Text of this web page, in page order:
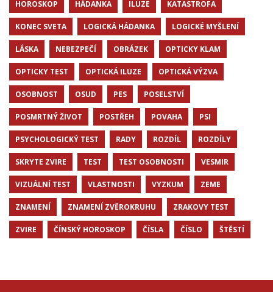
HOROSKOP HÁDANKA ILUZE KATASTROFA
KONEC SVETA LOGICKÁ HÁDANKA LOGICKÉ MYŠLENÍ
LÁSKA NEBEZPEČÍ OBRÁZEK OPTICKY KLAM
OPTICKY TEST OPTICKÁ ILUZE OPTICKÁ VÝZVA
OSOBNOST OSUD PES POSELSTVÍ
POSMRTNÝ ŽIVOT POSTŘEH POVAHA PSI
PSYCHOLOGICKÝ TEST RADY ROZDÍL ROZDÍLY
SKRYTE ZVIRE TEST TEST OSOBNOSTI VESMIR
VIZUÁLNÍ TEST VLASTNOSTI VYZKUM ZEME
ZNAMENÍ ZNAMENÍ ZVĚROKRUHU ZRAKOVY TEST
ZVIRE ČÍNSKÝ HOROSKOP ČÍSLA ČÍSLO ŠTĚSTÍ